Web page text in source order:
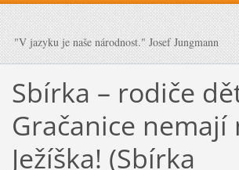
"V jazyku je naše národnost." Josef Jungmann
Sbírka – rodiče
Gračanice nemají
Ježíška! (Sbírka